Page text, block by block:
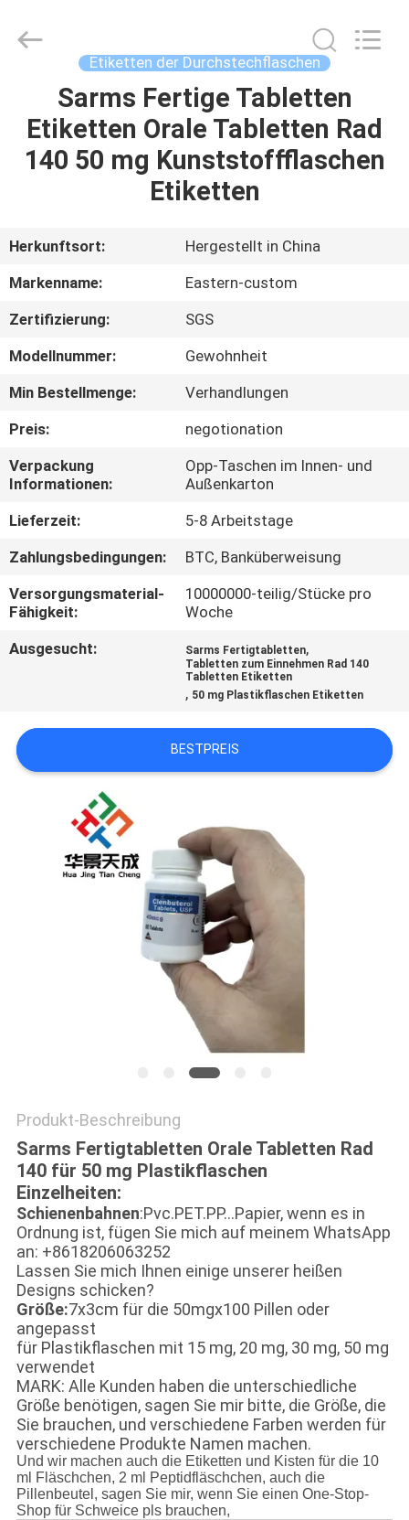
HAUS
PRODUKTE
UNS
AUSFLUG
QUALITÄTSKONTROLLE
TRETEN
SIE
MIT
UNS
VERBINDUNG
NACHRICHTEN
FÄLLE
SITEMAP
PRIVACY
POLICY
Etiketten der Durchstechflaschen
Sarms Fertige Tabletten
Etiketten Orale Tabletten Rad
140 50 mg Kunststoffflaschen
Etiketten
Herkunftsort:
Hergestellt in China
Markenname:
Eastern-custom
Zertifizierung:
SGS
Modellnummer:
Gewohnheit
Min Bestellmenge:
Verhandlungen
Preis:
negotionation
Verpackung
Informationen:
Opp-Taschen im Innen- und
Außenkarton
Lieferzeit:
5-8 Arbeitstage
Zahlungsbedingungen:
BTC, Banküberweisung
Versorgungsmaterial-
Fähigkeit:
10000000-teilig/Stücke pro
Woche
Ausgesucht:
Sarms Fertigtabletten,
Tabletten zum Einnehmen Rad 140
Tabletten Etiketten
, 50 mg Plastikflaschen Etiketten
BESTPREIS
Produkt-Beschreibung
Sarms Fertigtabletten Orale Tabletten Rad
140 für 50 mg Plastikflaschen
Einzelheiten:
Schienenbahnen:Pvc.PET.PP...Papier, wenn es in
Ordnung ist, fügen Sie mich auf meinem WhatsApp
an: +8618206063252
Lassen Sie mich Ihnen einige unserer heißen
Designs schicken?
Größe:7x3cm für die 50mgx100 Pillen oder
angepasst
für Plastikflaschen mit 15 mg, 20 mg, 30 mg, 50 mg
verwendet
MARK: Alle Kunden haben die unterschiedliche
Größe benötigen, sagen Sie mir bitte, die Größe, die
Sie brauchen, und verschiedene Farben werden für
verschiedene Produkte Namen machen.
Und wir machen auch die Etiketten und Kisten für die 10
ml Fläschchen, 2 ml Peptidfläschchen, auch die
Pillenbeutel, sagen Sie mir, wenn Sie einen One-Stop-
Shop für Schweice pls brauchen,